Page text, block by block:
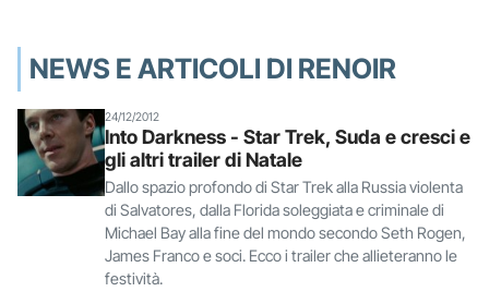
NEWS E ARTICOLI DI RENOIR
24/12/2012
Into Darkness - Star Trek, Suda e cresci e
gli altri trailer di Natale
Dallo spazio profondo di Star Trek alla Russia violenta
di Salvatores, dalla Florida soleggiata e criminale di
Michael Bay alla fine del mondo secondo Seth Rogen,
James Franco e soci. Ecco i trailer che allieteranno le
festività.